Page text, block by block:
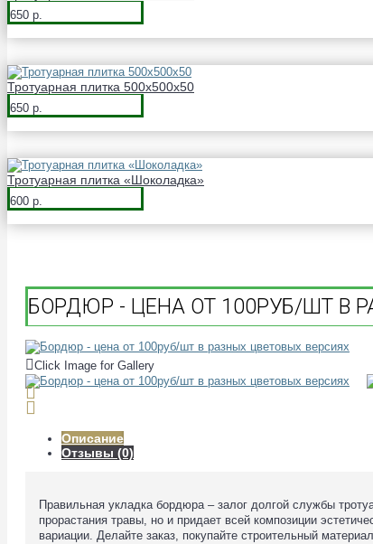
650 р.
Тротуарная плитка 500х500х50
650 р.
Тротуарная плитка «Шоколадка»
600 р.
БОРДЮР - ЦЕНА ОТ 100РУБ/ШТ В
Click Image for Gallery
Описание
Отзывы (0)
Правильная укладка бордюра – залог долгой службы
прорастания травы, но и придает всей композиции
вариации. Делайте заказ, покупайте строительный